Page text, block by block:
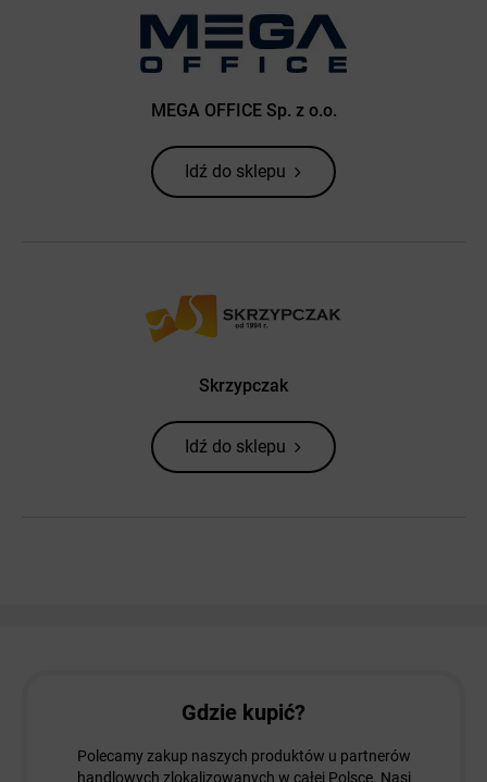
MEGA OFFICE Sp. z o.o.
Idź do sklepu
Skrzypczak
Idź do sklepu
Gdzie kupić?
Polecamy zakup naszych produktów u partnerów
handlowych zlokalizowanych w całej Polsce. Nasi